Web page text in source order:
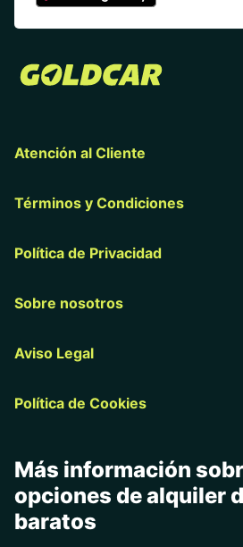
Atención al Cliente
Términos y Condiciones
Política de Privacidad
Sobre nosotros
Aviso Legal
Política de Cookies
Más información
opciones de alquiler
baratos